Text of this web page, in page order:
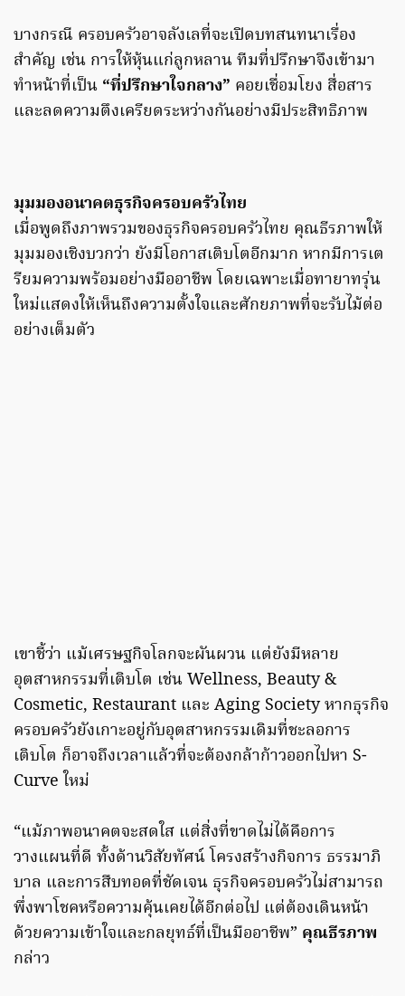
บางกรณี ครอบครัวอาจลังเลที่จะเปิดบทสนทนาเรื่อง
สำคัญ เช่น การให้หุ้นแก่ลูกหลาน ทีมที่ปรึกษาจึงเข้ามา
ทำหน้าที่เป็น “ที่ปรึกษาใจกลาง” คอยเชื่อมโยง สื่อสาร
และลดความตึงเครียดระหว่างกันอย่างมีประสิทธิภาพ
มุมมองอนาคตธุรกิจครอบครัวไทย
เมื่อพูดถึงภาพรวมของธุรกิจครอบครัวไทย คุณธีรภาพให้
มุมมองเชิงบวกว่า ยังมีโอกาสเติบโตอีกมาก หากมีการเต
รียมความพร้อมอย่างมืออาชีพ โดยเฉพาะเมื่อทายาทรุ่น
ใหม่แสดงให้เห็นถึงความตั้งใจและศักยภาพที่จะรับไม้ต่อ
อย่างเต็มตัว
เขาชี้ว่า แม้เศรษฐกิจโลกจะผันผวน แต่ยังมีหลาย
อุตสาหกรรมที่เติบโต เช่น Wellness, Beauty &
Cosmetic, Restaurant และ Aging Society หากธุรกิจ
ครอบครัวยังเกาะอยู่กับอุตสาหกรรมเดิมที่ชะลอการ
เติบโต ก็อาจถึงเวลาแล้วที่จะต้องกล้าก้าวออกไปหา S-
Curve ใหม่
“แม้ภาพอนาคตจะสดใส แต่สิ่งที่ขาดไม่ได้คือการ
วางแผนที่ดี ทั้งด้านวิสัยทัศน์ โครงสร้างกิจการ ธรรมาภิ
บาล และการสืบทอดที่ชัดเจน ธุรกิจครอบครัวไม่สามารถ
พึ่งพาโชคหรือความคุ้นเคยได้อีกต่อไป แต่ต้องเดินหน้า
ด้วยความเข้าใจและกลยุทธ์ที่เป็นมืออาชีพ” คุณธีรภาพ
กล่าว